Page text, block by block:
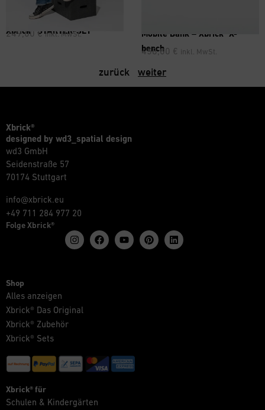
Xbrick® STARTER-SET
249,00 € inkl. MwSt. Mobile Bank – Xbrick X-
bench
458,00 € inkl. MwSt.
zurück weiter
Xbrick®
designed by wd3_spatial design
wd3 GmbH
Seidenstraße 57
70174 Stuttgart
info@xbrick.eu
+49 711 284 977 20
Folge Xbrick®
Shop
Alles anzeigen
Xbrick® Das Original
Xbrick® Zubehör
Xbrick® Sets
Xbrick® für
Schulen & Kindergärten